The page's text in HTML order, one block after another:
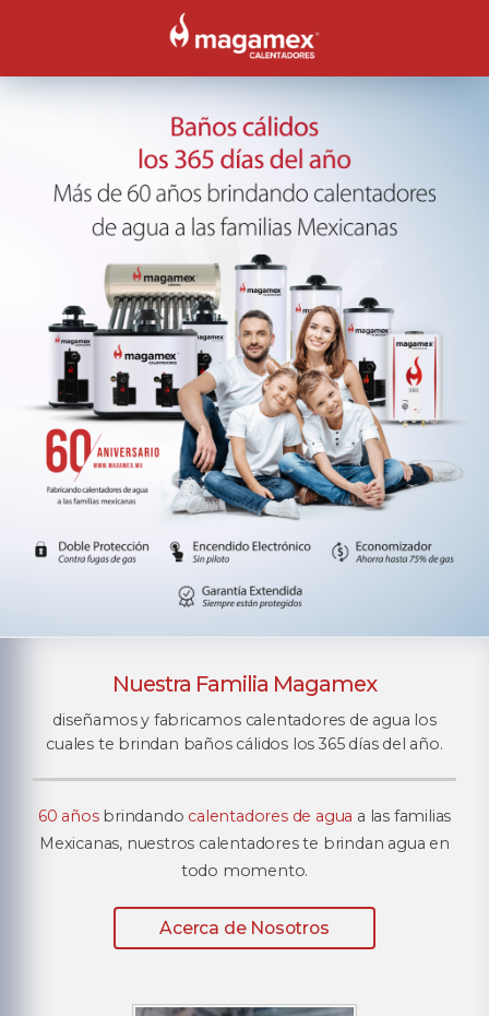
Nuestra Familia Magamex
diseñamos y fabricamos calentadores de agua los
cuales te brindan baños cálidos los 365 días del año.
60 añosbrindando calentadores de agua a las familias
Mexicanas, nuestros calentadores te brindan agua en
todo momento.
Acerca de Nosotros